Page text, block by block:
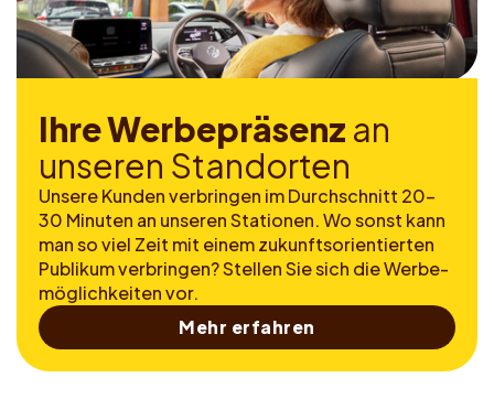
IhreWerbepräsenz an
unseren Standorten
Unsere Kunden verbringen im Durch­schnitt 20-
30 Minuten an unseren Stationen. Wo sonst kann
man so viel Zeit mit einem zukunftsorientierten
Publikum verbringen? Stellen Sie sich die Werbe­
möglichkeiten vor.
Mehr erfahren